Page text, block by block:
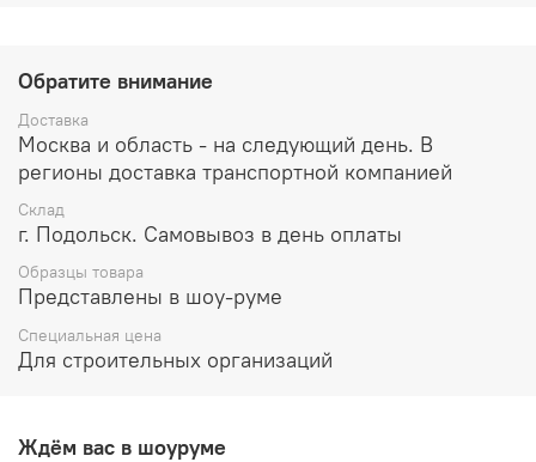
облицовочный; кирпич пустотелый; кирпич рядовой;
кирпич силикатный; краска акиловая; краска
силиконовая; ЛКМ; ПГП; пенобетон;
пенополистиролбетон; плитка клинкерная; СФТК;
цементно-известковое; цементно-песчаное; цементное;
ЦСП; шпаклевки гипсовые; шпаклевки полимерные;
шпаклевки цементные; штукатурки гипсовые;
декоративные силиконовые; штукатурки декоративные
цементные; штукатурки цементные.
Обратите внимание
Доставка
Москва и область - на следующий день. В
регионы доставка транспортной компанией
Склад
г. Подольск. Самовывоз в день оплаты
Образцы товара
Представлены в шоу-руме
Специальная цена
Для строительных организаций
Ждём вас в шоуруме